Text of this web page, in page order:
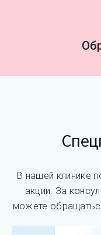
В нашей клинике
акции. За
можете